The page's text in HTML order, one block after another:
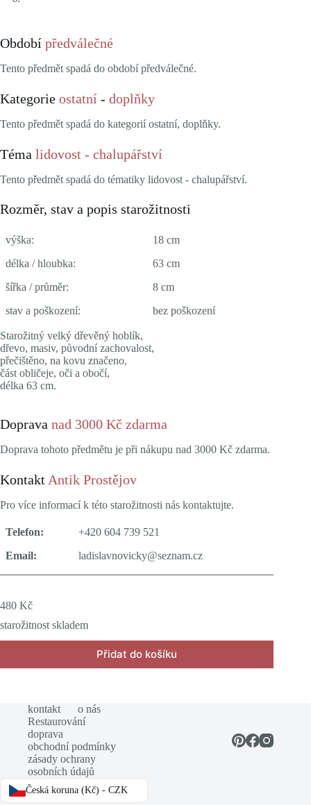
Období předválečné
Tento předmět spadá do období předválečné.
Kategorie ostatní - doplňky
Tento předmět spadá do kategorií ostatní, doplňky.
Téma lidovost - chalupářství
Tento předmět spadá do tématiky lidovost - chalupářství.
Rozměr, stav a popis starožitnosti
výška:
18 cm
délka / hloubka:
63 cm
šířka / průměr:
8 cm
stav a poškození:
bez poškození
Starožitný velký dřevěný hoblík,
dřevo, masiv, původní zachovalost,
přečištěno, na kovu značeno,
část obličeje, oči a obočí,
délka 63 cm.
Doprava nad 3000 Kč zdarma
Doprava tohoto předmětu je při nákupu nad 3000 Kč zdarma.
Kontakt Antik Prostějov
Pro více informací k této starožitnosti nás kontaktujte.
Telefon:
+420 604 739 521
Email:
ladislavnovicky@seznam.cz
480 Kč
starožitnost skladem
Přidat do košíku
kontakt
o nás
Restaurování
doprava
obchodní podmínky
zásady ochrany
osobních údajů
Česká koruna (Kč) - CZK